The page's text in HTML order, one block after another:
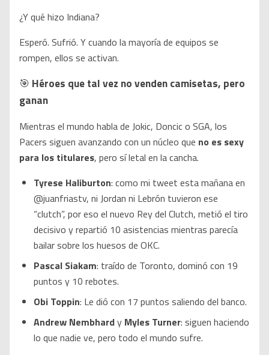
¿Y qué hizo Indiana?
Esperó. Sufrió. Y cuando la mayoría de equipos se
rompen, ellos se activan.
🎯 Héroes que tal vez no venden camisetas, pero
ganan
Mientras el mundo habla de Jokic, Doncic o SGA, los
Pacers siguen avanzando con un núcleo que no es sexy
para los titulares, pero sí letal en la cancha.
Tyrese Haliburton: como mi tweet esta mañana en
@juanfriastv, ni Jordan ni Lebrón tuvieron ese
“clutch”, por eso el nuevo Rey del Clutch, metió el tiro
decisivo y repartió 10 asistencias mientras parecía
bailar sobre los huesos de OKC.
Pascal Siakam: traído de Toronto, dominó con 19
puntos y 10 rebotes.
Obi Toppin: Le dió con 17 puntos saliendo del banco.
Andrew Nembhardy Myles Turner: siguen haciendo
lo que nadie ve, pero todo el mundo sufre.